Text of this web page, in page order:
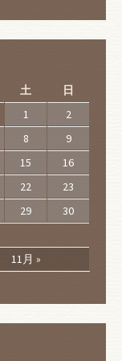
土 日
11月 »
1
2
8
9
15
16
22
23
29
30